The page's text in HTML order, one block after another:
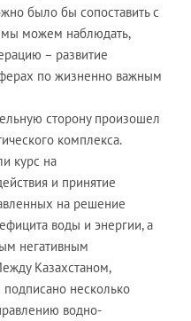
было бы сопоставить с
можем наблюдать,
– развитие
по жизненно важным
сторону произошел
комплекса.
курс на
и принятие
на решение
воды и энергии, а
негативным
Казахстаном,
несколько
водно-